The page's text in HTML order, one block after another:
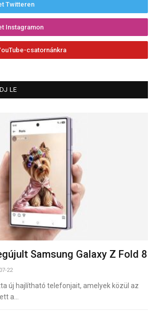
Twitteren
Instagramon
csatornánkra
LE
Samsung Galaxy Z Fold 8
22
új hajlítható telefonjait, amelyek közül az
a…